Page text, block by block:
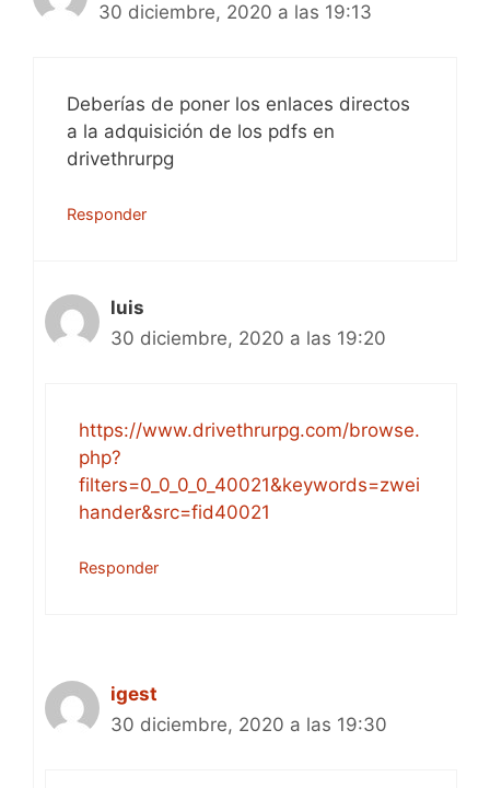
30 diciembre, 2020 a las 19:13
Deberías de poner los enlaces directos
a la adquisición de los pdfs en
drivethrurpg
Responder
luis
30 diciembre, 2020 a las 19:20
https://www.drivethrurpg.com/browse.
php?
filters=0_0_0_0_40021&keywords=zwei
hander&src=fid40021
Responder
igest
30 diciembre, 2020 a las 19:30